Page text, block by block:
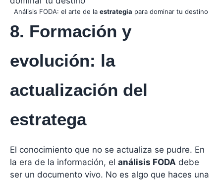
Análisis FODA: el arte de la estrategia para dominar tu destino
8. Formación y
evolución: la
actualización del
estratega
El conocimiento que no se actualiza se pudre. En
la era de la información, el análisis FODA debe
ser un documento vivo. No es algo que haces una